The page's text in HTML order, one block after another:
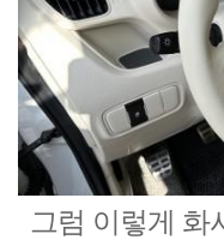
그럼 이렇게 화